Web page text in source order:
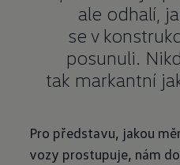
ale odhalí,
se v
posunuli.
tak markantní
Pro představu, jakou
vozy prostupuje, nám